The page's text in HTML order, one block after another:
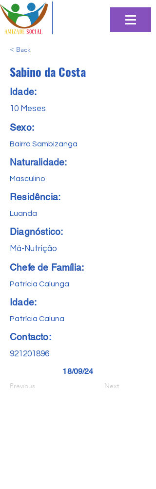
< Back
Sabino da Costa
Idade:
10 Meses
Sexo:
Bairro Sambizanga
Naturalidade:
Masculino
Residência:
Luanda
Diagnóstico:
Má-Nutrição
Chefe de Família:
Patrícia Calunga
Idade:
Patrícia Caluna
Contacto:
921201896
18/09/24
Previous Next